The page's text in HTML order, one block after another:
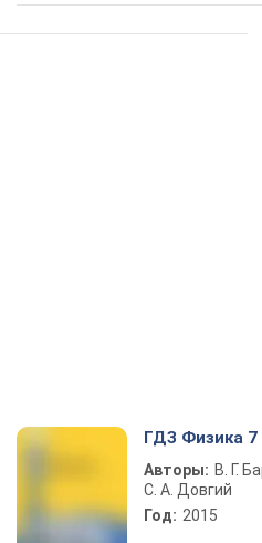
ГДЗ Физика 7
Авторы: В. Г.
С. А. Довгий
Год: 2015